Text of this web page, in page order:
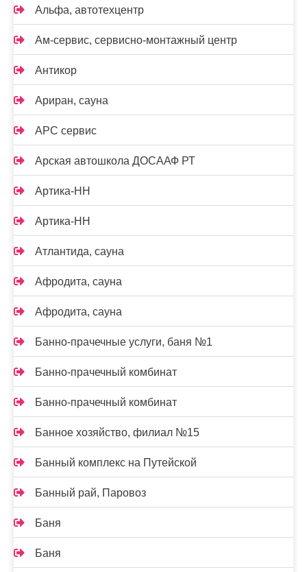
Альфа, автотехцентр
Ам-сервис, сервисно-монтажный центр
Антикор
Ариран, сауна
АРС сервис
Арская автошкола ДОСААФ РТ
Артика-НН
Артика-НН
Атлантида, сауна
Афродита, сауна
Афродита, сауна
Банно-прачечные услуги, баня №1
Банно-прачечный комбинат
Банно-прачечный комбинат
Банное хозяйство, филиал №15
Банный комплекс на Путейской
Банный рай, Паровоз
Баня
Баня